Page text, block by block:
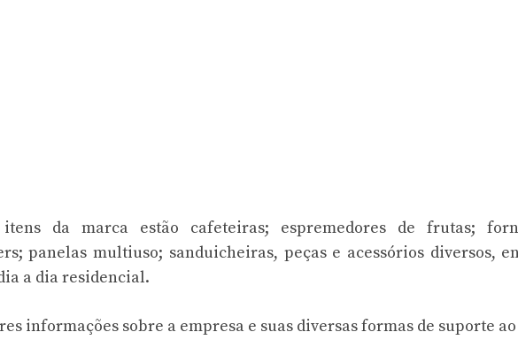
da marca estão cafeteiras; espremedores de frutas;
panelas multiuso; sanduicheiras, peças e acessórios diversos,
a dia residencial.
informações sobre a empresa e suas diversas formas de suporte